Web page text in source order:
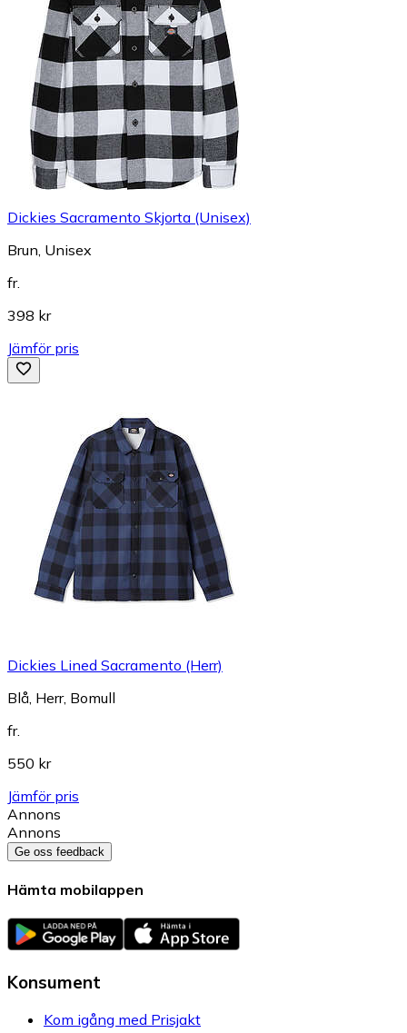
Dickies Sacramento Skjorta (Unisex)
Brun, Unisex
fr.
398 kr
Jämför pris
Dickies Lined Sacramento (Herr)
Blå, Herr, Bomull
fr.
550 kr
Jämför pris
Annons
Annons
Ge oss feedback
Hämta mobilappen
Konsument
Kom igång med Prisjakt